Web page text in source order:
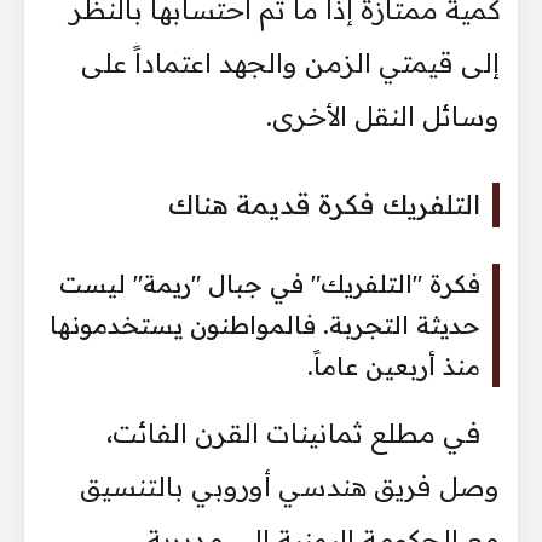
كمية ممتازة إذا ما تم احتسابها بالنظر
إلى قيمتي الزمن والجهد اعتماداً على
وسائل النقل الأخرى.
التلفريك فكرة قديمة هناك
فكرة "التلفريك" في جبال "ريمة" ليست
حديثة التجربة. فالمواطنون يستخدمونها
منذ أربعين عاماً.
في مطلع ثمانينات القرن الفائت،
وصل فريق هندسي أوروبي بالتنسيق